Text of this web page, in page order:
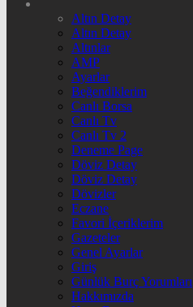
Altın Detay
Altın Detay
Altınlar
AMP
Ayarlar
Beğendiklerim
Canlı Borsa
Canlı Tv
Canlı Tv 2
Deneme Page
Döviz Detay
Döviz Detay
Dövizler
Eczane
Favori İçeriklerim
Gazeteler
Genel Ayarlar
Giriş
Günlük Burç Yorumları
Hakkımızda